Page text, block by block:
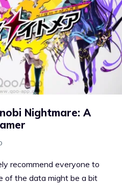
Nightmare: A
recommend everyone to
of the data might be a bit